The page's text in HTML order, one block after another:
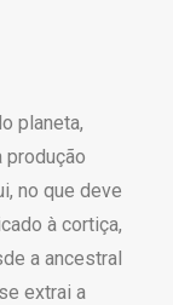
planeta,
produção
no que deve
à cortiça,
a ancestral
extrai a